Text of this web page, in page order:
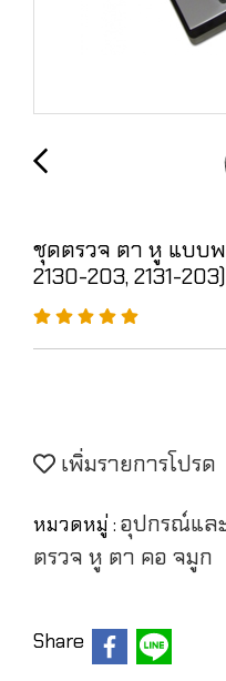
ชุดตรวจ ตา หู แบบ
2130-203, 2131-203)
เพิ่มรายการโปรด
หมวดหมู่ : อุปกรณ์แล
ตรวจ หู ตา คอ จมูก
Share